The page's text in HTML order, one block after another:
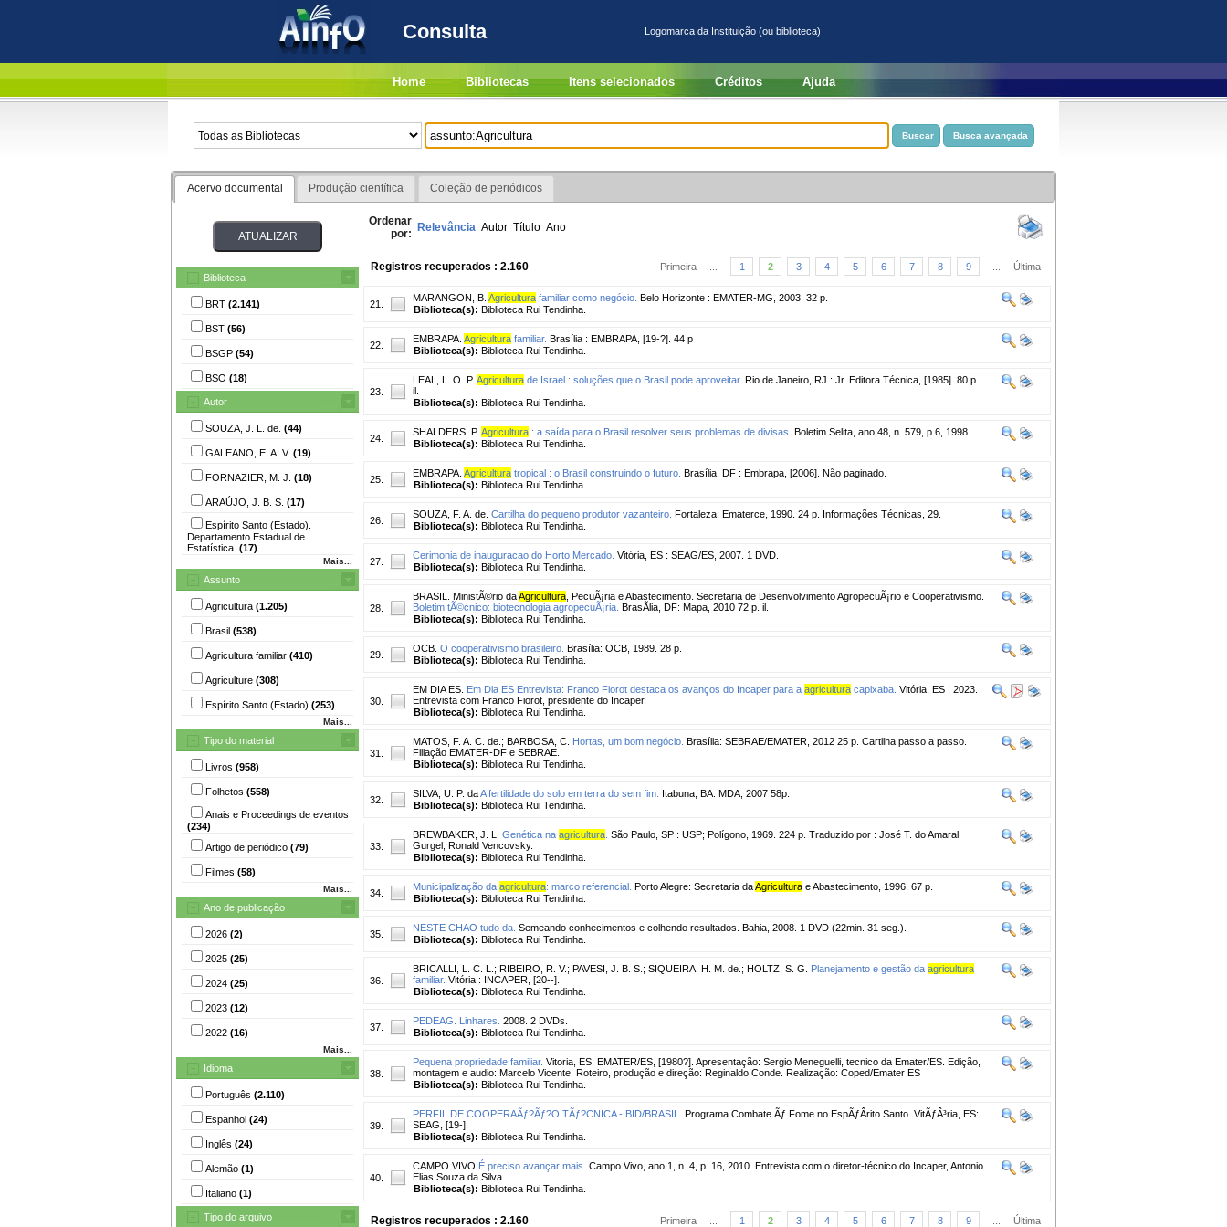
Consulta Logomarca da Instituição (ou biblioteca)
Home Bibliotecas Itens selecionados Créditos Ajuda
Acervo documental Produção científica Coleção de periódicos
Biblioteca
BRT (2.141)
BST (56)
BSGP (54)
BSO (18)
Autor
SOUZA, J. L. de. (44)
GALEANO, E. A. V. (19)
FORNAZIER, M. J. (18)
ARAÚJO, J. B. S. (17)
Espírito Santo (Estado).
Departamento Estadual de
Estatística. (17)
Mais...
Assunto
Agricultura (1.205)
Brasil (538)
Agricultura familiar (410)
Agriculture (308)
Espírito Santo (Estado) (253)
Mais...
Tipo do material
Livros (958)
Folhetos (558)
Anais e Proceedings de eventos
(234)
Artigo de periódico (79)
Filmes (58)
Mais...
Ano de publicação
2026 (2)
2025 (25)
2024 (25)
2023 (12)
2022 (16)
Mais...
Idioma
Português (2.110)
Espanhol (24)
Inglês (24)
Alemão (1)
Italiano (1)
Tipo do arquivo
Ordenar
por: Relevância Autor Título Ano
Registros recuperados : 2.160 Primeira 1 2 3 4 5 6 7 8 9 Última
21.
MARANGON, B. Agricultura familiar como negócio. Belo Horizonte : EMATER-MG, 2003. 32 p.
Biblioteca(s): Biblioteca Rui Tendinha.
22.
EMBRAPA. Agricultura familiar. Brasília : EMBRAPA, [19-?]. 44 p
Biblioteca(s): Biblioteca Rui Tendinha.
23.
LEAL, L. O. P. Agricultura de Israel : soluções que o Brasil pode aproveitar. Rio de Janeiro, RJ : Jr. Editora Técnica, [1985]. 80 p.
il.
Biblioteca(s): Biblioteca Rui Tendinha.
24.
SHALDERS, P. Agricultura : a saída para o Brasil resolver seus problemas de divisas. Boletim Selita, ano 48, n. 579, p.6, 1998.
Biblioteca(s): Biblioteca Rui Tendinha.
25.
EMBRAPA. Agricultura tropical : o Brasil construindo o futuro. Brasília, DF : Embrapa, [2006]. Não paginado.
Biblioteca(s): Biblioteca Rui Tendinha.
26.
SOUZA, F. A. de. Cartilha do pequeno produtor vazanteiro. Fortaleza: Ematerce, 1990. 24 p. Informações Técnicas, 29.
Biblioteca(s): Biblioteca Rui Tendinha.
27.
Cerimonia de inauguracao do Horto Mercado. Vitória, ES : SEAG/ES, 2007. 1 DVD.
Biblioteca(s): Biblioteca Rui Tendinha.
28.
BRASIL. MinistÃ©rio daAgricultura , PecuÃ¡ria e Abastecimento. Secretaria de Desenvolvimento AgropecuÃ¡rio e Cooperativismo.
Boletim tÃ©cnico: biotecnologia agropecuÃ¡ria. BrasÃ­lia, DF: Mapa, 2010 72 p. il.
Biblioteca(s): Biblioteca Rui Tendinha.
29.
OCB. O cooperativismo brasileiro. Brasília: OCB, 1989. 28 p.
Biblioteca(s): Biblioteca Rui Tendinha.
30.
EM DIA ES. Em Dia ES Entrevista: Franco Fiorot destaca os avanços do Incaper para a agricultura capixaba. Vitória, ES : 2023.
Entrevista com Franco Fiorot, presidente do Incaper.
Biblioteca(s): Biblioteca Rui Tendinha.
31.
MATOS, F. A. C. de. ; BARBOSA, C. Hortas, um bom negócio. Brasília: SEBRAE/EMATER, 2012 25 p. Cartilha passo a passo.
Filiação EMATER-DF e SEBRAE.
Biblioteca(s): Biblioteca Rui Tendinha.
32.
SILVA, U. P. daA fertilidade do solo em terra do sem fim. Itabuna, BA: MDA, 2007 58p.
Biblioteca(s): Biblioteca Rui Tendinha.
33.
BREWBAKER, J. L. Genética na agricultura São Paulo, SP : USP; Polígono, 1969. 224 p. Traduzido por : José T. do Amaral
Gurgel; Ronald Vencovsky.
Biblioteca(s): Biblioteca Rui Tendinha.
34.
Municipalização da agricultura: marco referencial. Porto Alegre: Secretaria daAgricultura e Abastecimento, 1996. 67 p.
Biblioteca(s): Biblioteca Rui Tendinha.
35.
NESTE CHAO tudo da. Semeando conhecimentos e colhendo resultados. Bahia, 2008. 1 DVD (22min. 31 seg.).
Biblioteca(s): Biblioteca Rui Tendinha.
36.
BRICALLI, L. C. L. ; RIBEIRO, R. V.; PAVESI, J. B. S. ; SIQUEIRA, H. M. de. ; HOLTZ, S. G. Planejamento e gestão da agricultura
familiar. Vitória : INCAPER, [20--].
Biblioteca(s): Biblioteca Rui Tendinha.
37.
PEDEAG. Linhares. 2008. 2 DVDs.
Biblioteca(s): Biblioteca Rui Tendinha.
38.
Pequena propriedade familiar. Vitoria, ES: EMATER/ES, [1980?]. Apresentação: Sergio Meneguelli, tecnico da Emater/ES. Edição,
montagem e audio: Marcelo Vicente. Roteiro, produção e direção: Reginaldo Conde. Realização: Coped/Emater ES
Biblioteca(s): Biblioteca Rui Tendinha.
39.
PERFIL DE COOPERAÃƒ?Ãƒ?O TÃƒ?CNICA - BID/BRASIL.
Programa Combate Ãƒ Fome no EspÃƒÂ­rito Santo. VitÃƒÂ³ria, ES:
SEAG, [19-].
Biblioteca(s): Biblioteca Rui Tendinha.
40.
CAMPO VIVO É preciso avançar mais. Campo Vivo, ano 1, n. 4, p. 16, 2010. Entrevista com o diretor-técnico do Incaper, Antonio
Elias Souza da Silva.
Biblioteca(s): Biblioteca Rui Tendinha.
Registros recuperados : 2.160 Primeira 1 2 3 4 5 6 7 8 9 Última